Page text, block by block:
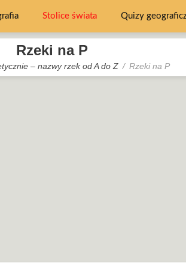
Stolice świata Quizy
Rzeki na P
– nazwy rzek od A do Z Rzeki na P